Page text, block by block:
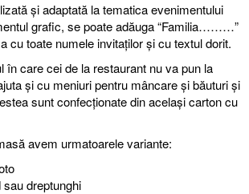
și adaptată la tematica evenimentului
grafic, se poate adăuga “Familia………”
cu toate numele invitaților și cu textul dorit.
în care cei de la restaurant nu va pun la
și cu meniuri pentru mâncare și băuturi și
sunt confecționate din același carton cu
avem urmatoarele variante:
sau dreptunghi